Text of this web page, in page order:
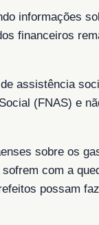
informações
financeiros
assistência
(FNAS) e
sobre os
com a
possam